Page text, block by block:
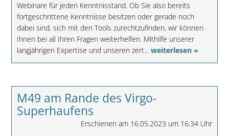
Webinare für jeden Kenntnisstand. Ob Sie also bereits
fortgeschrittene Kenntnisse besitzen oder gerade noch
dabei sind, sich mit den Tools zurechtzufinden, wir können
Ihnen bei all Ihren Fragen weiterhelfen. Mithilfe unserer
langjährigen Expertise und unseren zert... weiterlesen »
M49 am Rande des Virgo-
Superhaufens
Erschienen am 16.05.2023 um 16:34 Uhr